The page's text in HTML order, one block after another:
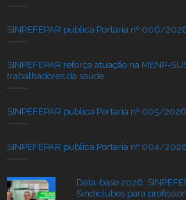
SINPEFEPAR publica Portaria nº 006/
SINPEFEPAR reforça atuação na MENP-
trabalhadores da saúde
SINPEFEPAR publica Portaria nº 005/2026
SINPEFEPAR publica Portaria nº 004/2026
Data-base 2026:
Sindiclubes para